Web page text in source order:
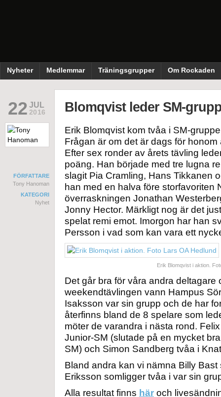
Nyheter Medlemmar Träningsgrupper Om Rockaden
22 JUL
2016
FÖRFATTARE
Tony Hanoman
KATEGORI
Nyhet
Blomqvist leder SM-
Erik Blomqvist kom tvåa i SM-
Frågan är om det är dags för honom
Efter sex ronder av årets tävling
poäng. Han började med tre lugna
slagit Pia Cramling, Hans Tikkanen
han med en halva före storfavoriten
överraskningen Jonathan
Jonny Hector. Märkligt nog är det
spelat remi emot. Imorgon har han
Persson i vad som kan vara ett
Erik Blomqvist i aktion.
Det går bra för våra andra deltagare
weekendtävlingen vann Hampus
Isaksson var sin grupp och de har
återfinns bland de 8 spelare som
möter de varandra i nästa rond.
Junior-SM (slutade på en mycket
SM) och Simon Sandberg tvåa i
Bland andra kan vi nämna Billy
Eriksson somligger tvåa i var sin
Alla resultat finns här och